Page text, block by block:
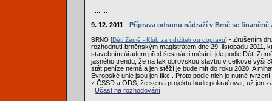
9. 12. 2011 - Příprava odsunu nádraží v Brně se finančně
BRNO [Děti Země - Klub za udržitelnou dopravu] - Zrušením
rozhodnutí brněnským magistrátem dne 29. listopadu 2011,
stavebním úřadem před šestnácti měsíci, jde podle Dětí
jasného trendu, že na tak obrovskou stavbu v celkové výši
stát peníze nemá a jen stěží je bude mít do roku 2020. A
Evropské unie jsou jen fikcí. Proto podle nich je nutné
z ČSSD a ODS, že se na projektu bude pokračovat, už jen
::Účast na rozhodování::